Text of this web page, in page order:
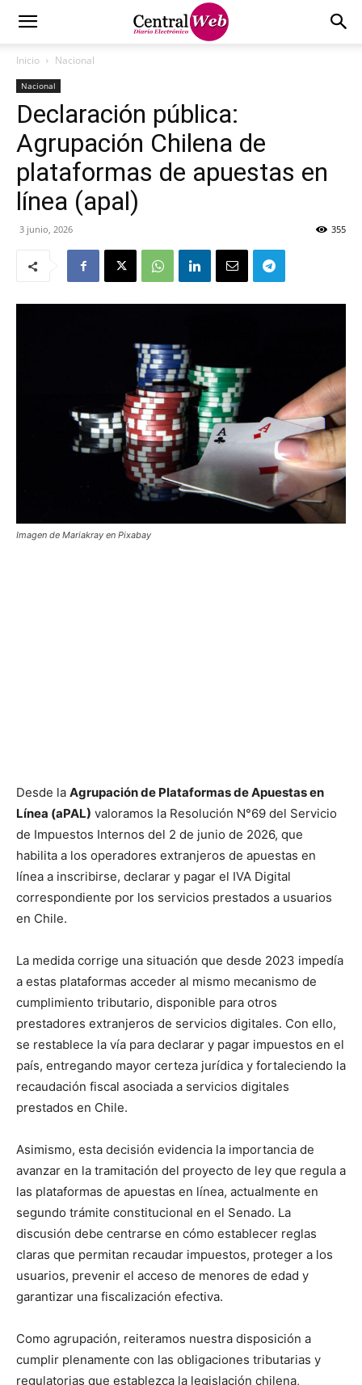
Inicio Nacional
Nacional
Declaración pública:
Agrupación Chilena de
plataformas de apuestas en
línea (apal)
3 junio, 2026 355
Imagen de Mariakray en Pixabay
Desde la Agrupación de Plataformas de Apuestas en
Línea (aPAL) valoramos la Resolución N°69 del Servicio
de Impuestos Internos del 2 de junio de 2026, que
habilita a los operadores extranjeros de apuestas en
línea a inscribirse, declarar y pagar el IVA Digital
correspondiente por los servicios prestados a usuarios
en Chile.
La medida corrige una situación que desde 2023 impedía
a estas plataformas acceder al mismo mecanismo de
cumplimiento tributario, disponible para otros
prestadores extranjeros de servicios digitales. Con ello,
se restablece la vía para declarar y pagar impuestos en el
país, entregando mayor certeza jurídica y fortaleciendo la
recaudación fiscal asociada a servicios digitales
prestados en Chile.
Asimismo, esta decisión evidencia la importancia de
avanzar en la tramitación del proyecto de ley que regula a
las plataformas de apuestas en línea, actualmente en
segundo trámite constitucional en el Senado. La
discusión debe centrarse en cómo establecer reglas
claras que permitan recaudar impuestos, proteger a los
usuarios, prevenir el acceso de menores de edad y
garantizar una fiscalización efectiva.
Como agrupación, reiteramos nuestra disposición a
cumplir plenamente con las obligaciones tributarias y
regulatorias que establezca la legislación chilena,